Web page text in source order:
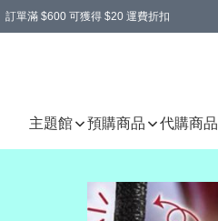
訂單滿 $600 可獲得 $20 運費折扣
主題館 預購商品 代購商品